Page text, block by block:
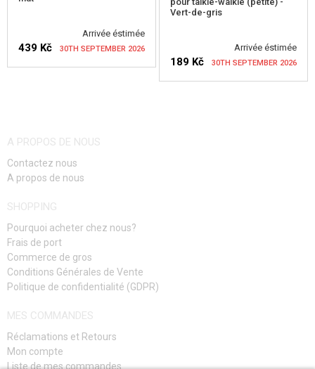
Arrivée éstimée
439 Kč 30TH SEPTEMBER 2026
Vert-de-gris
Arrivée éstimée
189 Kč 30TH SEPTEMBER 2026
A PROPOS DE NOUS
Contactez nous
A propos de nous
SHOPPING
Pourquoi acheter chez nous?
Frais de port
Commerce de gros
Conditions Générales de Vente
Politique de confidentialité (GDPR)
MES COMMANDES
Réclamations et Retours
Mon compte
Liste de mes commandes